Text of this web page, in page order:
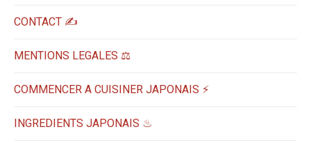
CONTACT ✍️
MENTIONS LEGALES ⚖️
COMMENCER A CUISINER JAPONAIS ⚡
INGREDIENTS JAPONAIS ♨